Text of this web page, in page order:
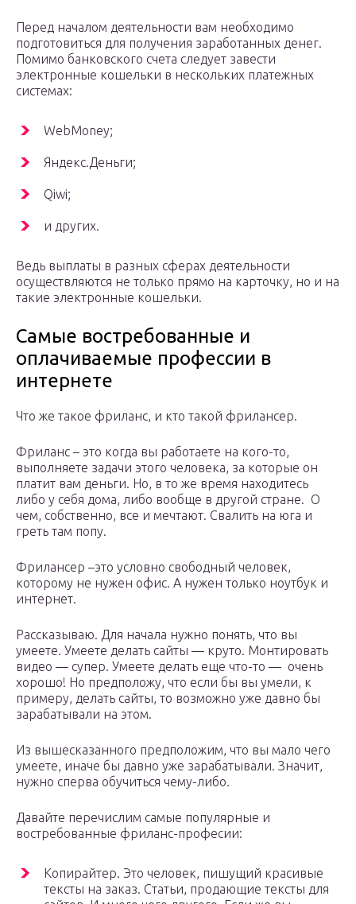
Перед началом деятельности вам необходимо
подготовиться для получения заработанных денег.
Помимо банковского счета следует завести
электронные кошельки в нескольких платежных
системах:
WebMoney;
Яндекс.Деньги;
Qiwi;
и других.
Ведь выплаты в разных сферах деятельности
осуществляются не только прямо на карточку, но и на
такие электронные кошельки.
Самые востребованные и
оплачиваемые профессии в
интернете
Что же такое фриланс, и кто такой фрилансер.
Фриланс – это когда вы работаете на кого-то,
выполняете задачи этого человека, за которые он
платит вам деньги. Но, в то же время находитесь
либо у себя дома, либо вообще в другой стране. О
чем, собственно, все и мечтают. Свалить на юга и
греть там попу.
Фрилансер –это условно свободный человек,
которому не нужен офис. А нужен только ноутбук и
интернет.
Рассказываю. Для начала нужно понять, что вы
умеете. Умеете делать сайты — круто. Монтировать
видео — супер. Умеете делать еще что-то — очень
хорошо! Но предположу, что если бы вы умели, к
примеру, делать сайты, то возможно уже давно бы
зарабатывали на этом.
Из вышесказанного предположим, что вы мало чего
умеете, иначе бы давно уже зарабатывали. Значит,
нужно сперва обучиться чему-либо.
Давайте перечислим самые популярные и
востребованные фриланс-професии:
Копирайтер. Это человек, пишущий красивые
тексты на заказ. Статьи, продающие тексты для